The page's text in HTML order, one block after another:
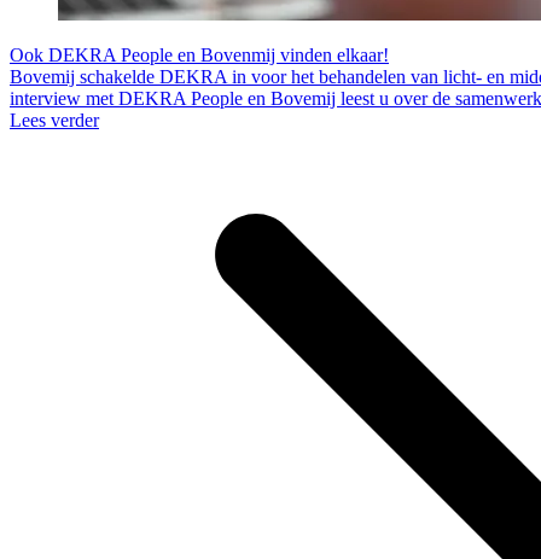
Ook DEKRA People en Bovenmij vinden elkaar!
Bovemij schakelde DEKRA in voor het behandelen van licht- en
interview met DEKRA People en Bovemij leest u over de
Lees verder